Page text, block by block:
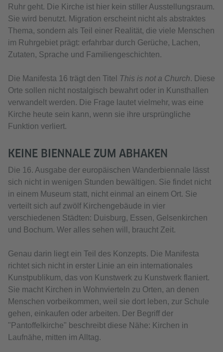
Ruhr geht. Die Kirche ist hier kein stiller Ausstellungsraum.
Sie wird benutzt. Migration erscheint nicht als abstraktes
Thema, sondern als Teil einer Realität, die viele Menschen
im Ruhrgebiet prägt: erfahrbar durch Gerüche, Lachen,
Zutaten, Sprache und Familiengeschichten.
Die Manifesta 16 trägt den Titel This is not a Church. Diese
Orte sollen nicht nostalgisch bewahrt oder in Kunsthallen
verwandelt werden. Die Frage lautet vielmehr, was eine
Kirche heute sein kann, wenn sie ihre ursprüngliche
Funktion verliert.
KEINE BIENNALE ZUM ABHAKEN
Die 16. Ausgabe der europäischen Wanderbiennale lässt
sich nicht in wenigen Stunden bewältigen. Sie findet nicht
in einem Museum statt, nicht einmal an einem Ort. Sie
verteilt sich auf zwölf Kirchengebäude in vier
verschiedenen Städten: Duisburg, Essen, Gelsenkirchen
und Bochum. Wer alles sehen will, braucht Zeit.
Genau darin liegt ein Teil des Konzepts. Die Manifesta
richtet sich nicht in erster Linie an ein internationales
Kunstpublikum, das von Kunstwerk zu Kunstwerk flaniert.
Sie macht Kirchen in Wohnvierteln zu Orten, an denen
Menschen vorbeikommen, weil sie dort leben, zur Schule
gehen, einkaufen oder arbeiten. Der Begriff der
"Pantoffelkirche" beschreibt diese Nähe: Kirchen in
Laufnähe, mitten im Alltag.